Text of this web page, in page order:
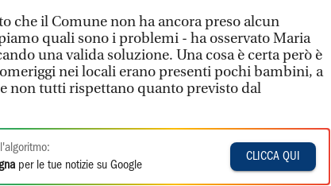
che il Comune non ha ancora preso alcun
quali sono i problemi - ha osservato Maria
una valida soluzione. Una cosa è certa però è
nei locali erano presenti pochi bambini, a
non tutti rispettano quanto previsto dal
per le tue notizie su Google
CLICCA QUI